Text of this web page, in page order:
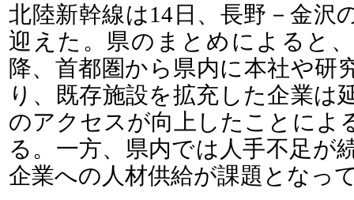
北陸新幹線は14日、長野－金沢
迎えた。県のまとめによると
降、首都圏から県内に本社や研
り、既存施設を拡充した企業は
のアクセスが向上したことによ
る。一方、県内では人手不足が
企業への人材供給が課題となっ